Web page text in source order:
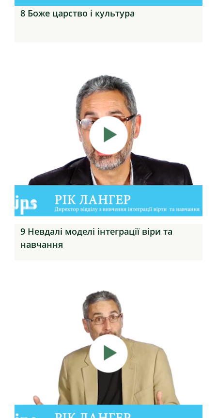
8 Боже царство і культура
9 Невдалі моделі інтеграції віри та
навчання